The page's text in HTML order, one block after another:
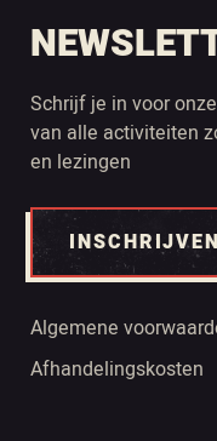
Schrijf je in voor
van alle activiteiten
en lezingen
INSCHRIJVEN
Algemene
Afhandelingskosten